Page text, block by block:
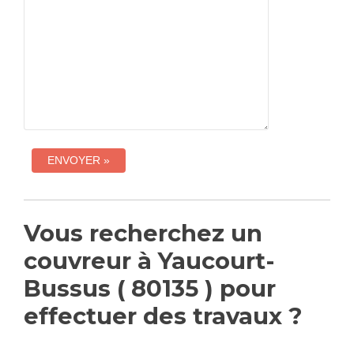
Vous recherchez un
couvreur à Yaucourt-
Bussus ( 80135 ) pour
effectuer des travaux ?